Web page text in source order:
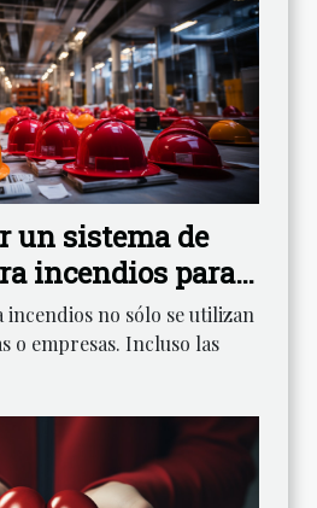
un sistema de
incendios para
incendios no sólo se utilizan
o empresas. Incluso las